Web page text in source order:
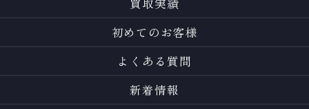
買取実績
初めてのお客様
よくある質問
新着情報